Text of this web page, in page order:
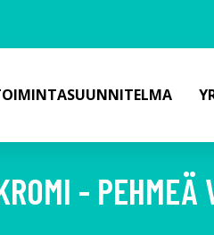
- PEHMEÄ